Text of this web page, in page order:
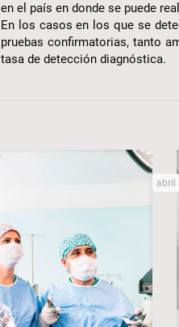
en el país en donde se puede
En los casos en los que se
pruebas confirmatorias, tanto
tasa de detección diagnóstica.
abril